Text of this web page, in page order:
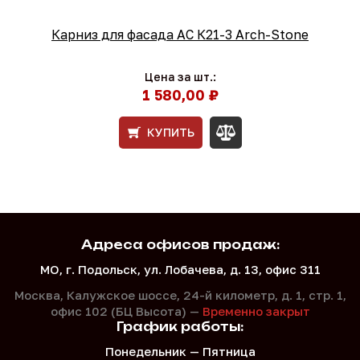
Карниз для фасада АС К21-3 Arch-Stone
Цена за шт.:
1 580,00 ₽
КУПИТЬ
Адреса офисов продаж:
МО, г. Подольск, ул. Лобачева, д. 13, офис 311
Москва, Калужское шоссе, 24-й километр, д. 1, стр. 1,
офис 102 (БЦ Высота) — Временно закрыт
График работы:
Понедельник — Пятница